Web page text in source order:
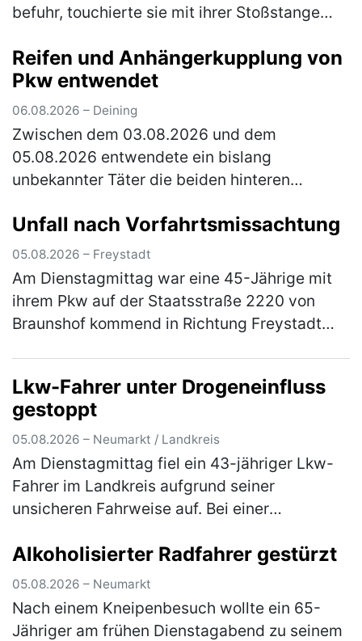
befuhr, touchierte sie mit ihrer Stoßstange
33-jährigen Besitzerin auf der …(mehr)
Reifen und Anhängerkupplung von
Pkw entwendet
06.08.2026 – Deining
Zwischen dem 03.08.2026 und dem
05.08.2026 entwendete ein bislang
unbekannter Täter die beiden hinteren
samt E-Satz von einem Citroen, der auf einem
Parkplatz n…(mehr)
Unfall nach Vorfahrtsmissachtung
05.08.2026 – Freystadt
Am Dienstagmittag war eine 45-Jährige mit
ihrem Pkw auf der Staatsstraße 2220 von
Braunshof kommend in Richtung Freystadt
Lkw-Fahrer unter Drogeneinfluss
gestoppt
05.08.2026 – Neumarkt / Landkreis
Am Dienstagmittag fiel ein 43-jähriger Lkw-
Fahrer im Landkreis aufgrund seiner
unsicheren Fahrweise auf. Bei einer
festgestellt, dass der Herr unter dem Einflus…
(mehr)
Alkoholisierter Radfahrer gestürzt
05.08.2026 – Neumarkt
Nach einem Kneipenbesuch wollte ein 65-
Jähriger am frühen Dienstagabend zu seinem